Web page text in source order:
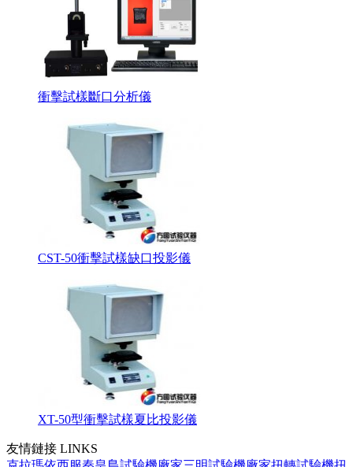
衝擊試樣斷口分析儀
CST-50衝擊試樣缺口投影儀
XT-50型衝擊試樣夏比投影儀
友情鏈接 LINKS